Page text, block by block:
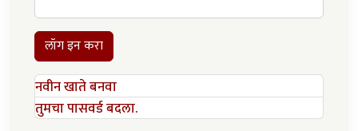
लॉग इन करा
नवीन खाते बनवा
तुमचा पासवर्ड बदला.